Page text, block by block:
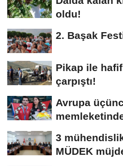
oldu!
2. Başak
Pikap ile
çarpıştı!
Avrupa
3
MÜDEK